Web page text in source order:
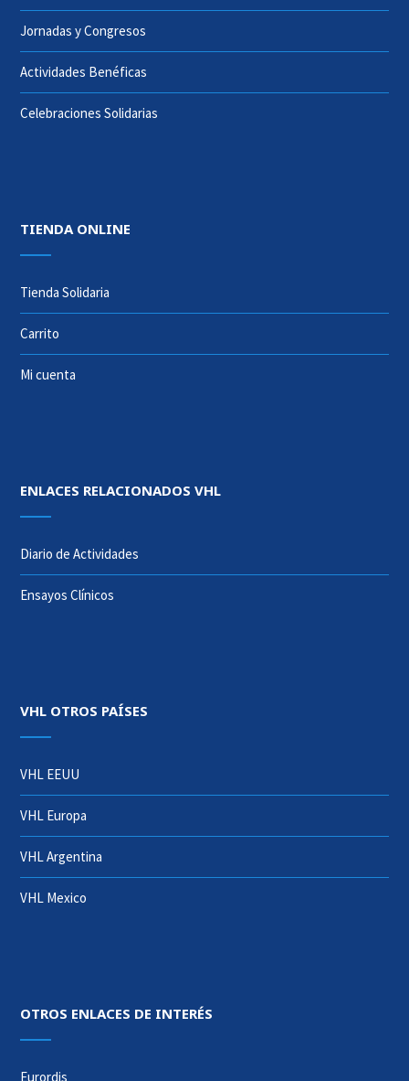
Jornadas y Congresos
Actividades Benéficas
Celebraciones Solidarias
TIENDA ONLINE
Tienda Solidaria
Carrito
Mi cuenta
ENLACES RELACIONADOS VHL
Diario de Actividades
Ensayos Clínicos
VHL OTROS PAÍSES
VHL EEUU
VHL Europa
VHL Argentina
VHL Mexico
OTROS ENLACES DE INTERÉS
Eurordis